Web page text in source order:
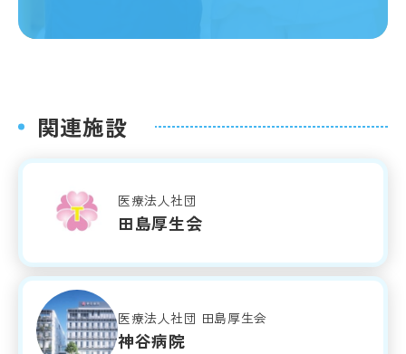
関連施設
医療法人社団
田島厚生会
医療法人社団 田島厚生会
神谷病院